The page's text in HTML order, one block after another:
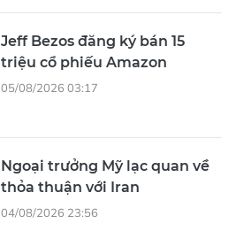
Jeff Bezos đăng ký bán 15
triệu cổ phiếu Amazon
05/08/2026 03:17
Ngoại trưởng Mỹ lạc quan về
thỏa thuận với Iran
04/08/2026 23:56